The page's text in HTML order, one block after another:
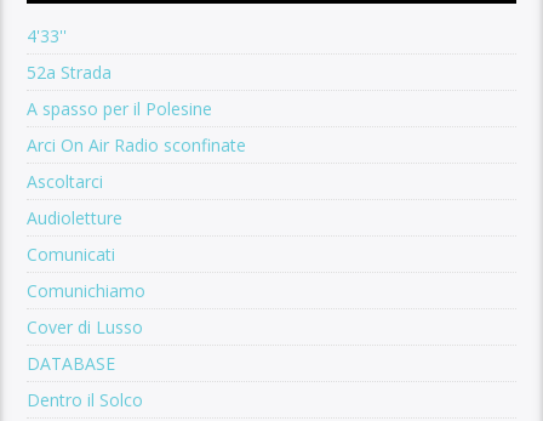
4'33''
52a Strada
A spasso per il Polesine
Arci On Air Radio sconfinate
Ascoltarci
Audioletture
Comunicati
Comunichiamo
Cover di Lusso
DATABASE
Dentro il Solco